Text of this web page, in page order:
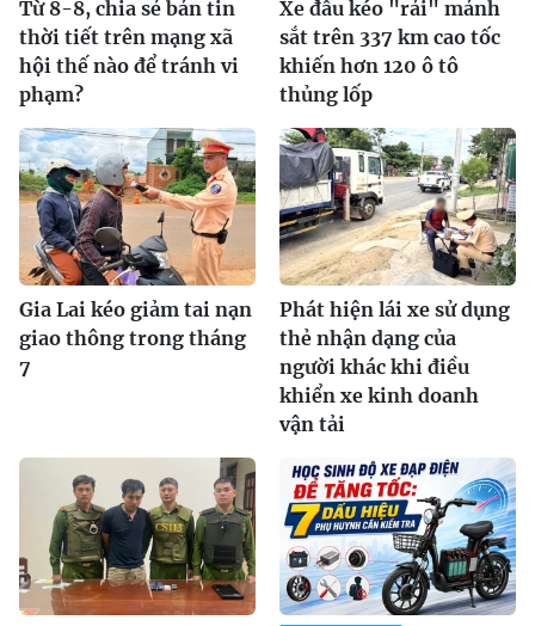
Từ 8-8, chia sẻ bản tin
thời tiết trên mạng xã
hội thế nào để tránh vi
phạm?
Xe đầu kéo "rải" mảnh
sắt trên 337 km cao tốc
khiến hơn 120 ô tô
thủng lốp
Gia Lai kéo giảm tai nạn
giao thông trong tháng
7
Phát hiện lái xe sử dụng
thẻ nhận dạng của
người khác khi điều
khiển xe kinh doanh
vận tải